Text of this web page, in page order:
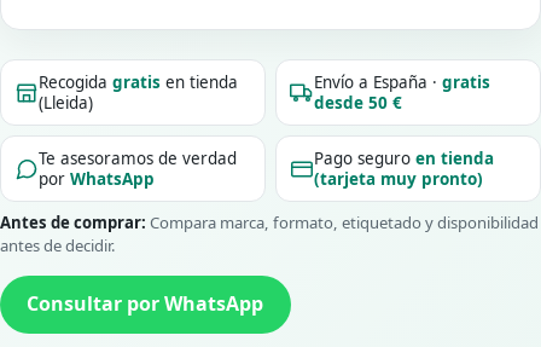
Recogidagratis en tienda
(Lleida)
Envío a España ·gratis
desde 50 €
Te asesoramos de verdad
porWhatsApp
Pago seguroen tienda
(tarjeta muy pronto)
Antes de comprar: Compara marca, formato, etiquetado y disponibilidad
antes de decidir.
Consultar por WhatsApp